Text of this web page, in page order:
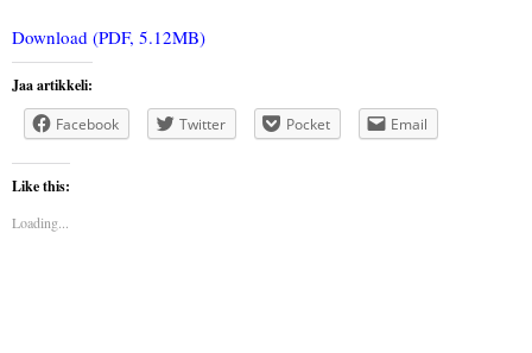
Download (PDF, 5.12MB)
Jaa artikkeli:
Facebook
Twitter Pocket Email
Like this:
Loading...